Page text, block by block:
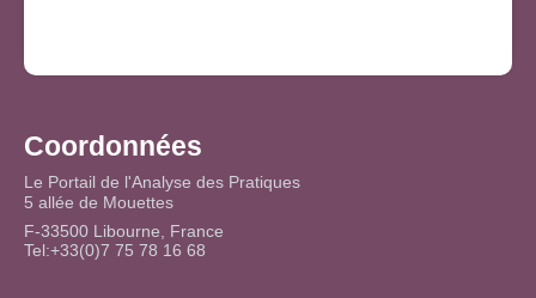
Coordonnées
Le Portail de l'Analyse des Pratiques
5 allée de Mouettes
F-33500 Libourne, France
Tel:+33(0)7 75 78 16 68